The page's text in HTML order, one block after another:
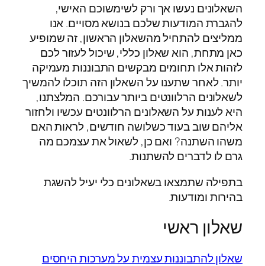
השאלונים נעשו אך ורק לשימשוכם האישי,
להגברת המודעות שלכם בנושא מסויים. אנו
ממליצים להתחיל מהשאלון הראשון, זה שמופיע
כאן מתחת, הוא שאלון כללי, שיכול לעזור לכם
לזהות אלו תחומים מבקשים התבוננות מעמיקה
יותר. לאחר שתענו על השאלון הזה תוכלו להמשיך
לשאלונים הרלוונטים ביותר עבורכם. המלצתנו,
היא לענות על השאלונים הרלוונטים עכשיו ולחזור
אליהם שוב בעוד כשלושה חודשים, לראות האם
משהו השתנה? ואם כן, לשאול את עצמכם מה
גרם לו לדברים להשתנות.
בתפילה שתמצאו בשאלונים כלי יעיל להשגת
בהירות ומודעות.
שאלון ראשי
שאלון להתבוננות עצמית על מערכות היחסים